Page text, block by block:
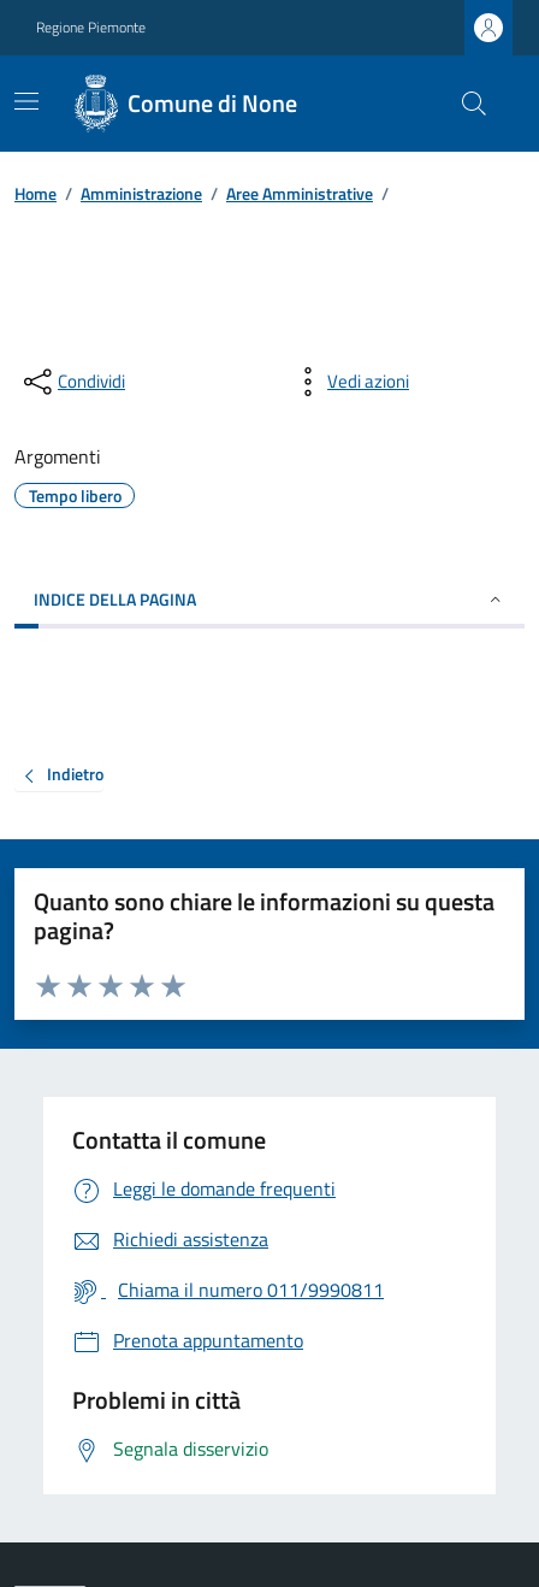
Regione Piemonte
Comune di None
Home / Amministrazione / Aree Amministrative /
Condividi Vedi azioni
Argomenti
Tempo libero
INDICE DELLA PAGINA
Indietro
Quanto sono chiare le informazioni su questa
pagina?
Valuta da 1 a 5 stelle la pagina
Valuta 5 stelle su 5
Valuta 4 stelle su 5
Valuta 3 stelle su 5
Valuta 2 stelle su 5
Valuta 1 stelle su 5
Contatta il comune
Leggi le domande frequenti
Richiedi assistenza
Chiama il numero 011/9990811
Prenota appuntamento
Problemi in città
Segnala disservizio